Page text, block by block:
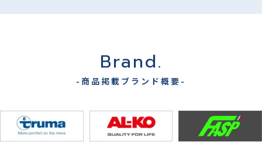
Brand.
-商品掲載ブランド概要-